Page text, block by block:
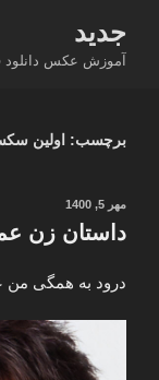
محتوا
جدید
آموزش عکس دانلود
برچسب: اولین
نوشته‌شده
مهر 5, 1400
داستان زن
درود به همگی